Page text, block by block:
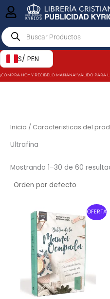
contenido
Products
search
S/ PEN
¡COMPRA HOY Y RECIBELO MAÑANA! VALIDO PARA
Inicio / Caracteristicas del
Ultrafina
Mostrando 1–30 de 60
OFERTA
Original
price
was:
S/ 165.00.
Current
price
is:
S/ 132.00.